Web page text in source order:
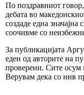
По поздравниот
дебата во
создаде една
соочивме со
За публикацијата
еден од авторите на
проверени. Сите осум
Верувам дека со нив